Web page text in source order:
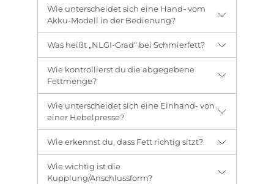
Wie unterscheidet sich eine Hand- vom
Akku-Modell in der Bedienung?
Was heißt „NLGI-Grad“ bei Schmierfett?
Wie kontrollierst du die abgegebene
Fettmenge?
Wie unterscheidet sich eine Einhand- von
einer Hebelpresse?
Wie erkennst du, dass Fett richtig sitzt?
Wie wichtig ist die
Kupplung/Anschlussform?